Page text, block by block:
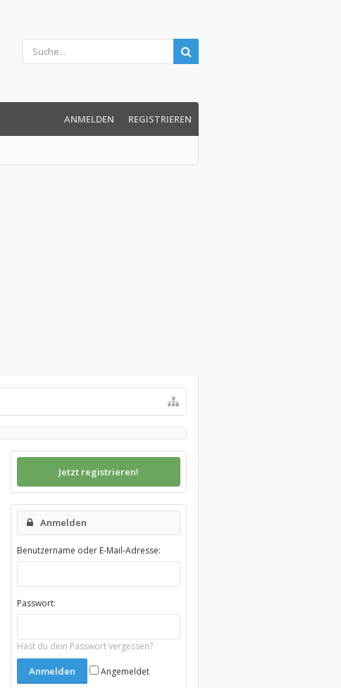
ANMELDEN REGISTRIEREN
Jetzt registrieren!
Anmelden
Benutzername oder E-Mail-Adresse:
Passwort:
Hast du dein Passwort vergessen?
Angemeldet